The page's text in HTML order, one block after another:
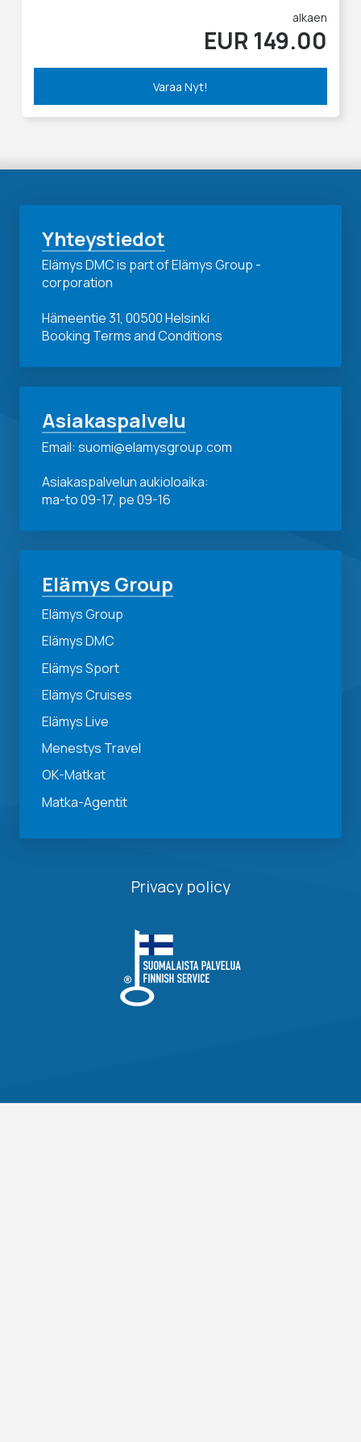
alkaen
EUR 149.00
Varaa Nyt!
Yhteystiedot
Elämys DMC is part of Elämys Group -
corporation
Hämeentie 31, 00500 Helsinki
Booking Terms and Conditions
Asiakaspalvelu
Email: suomi@elamysgroup.com
Asiakaspalvelun aukioloaika:
ma-to 09-17, pe 09-16
Elämys Group
Elämys Group
Elämys DMC
Elämys Sport
Elämys Cruises
Elämys Live
Menestys Travel
OK-Matkat
Matka-Agentit
Privacy policy